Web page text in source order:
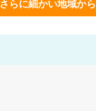
さらに細かい地域か